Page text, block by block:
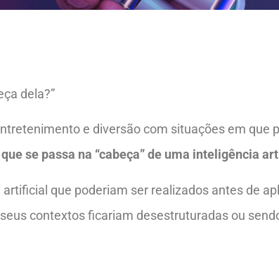
dela?”
e diversão com situações em que
se passa na “cabeça” de uma inteligência
que poderiam ser realizados antes de
contextos ficariam desestruturadas ou